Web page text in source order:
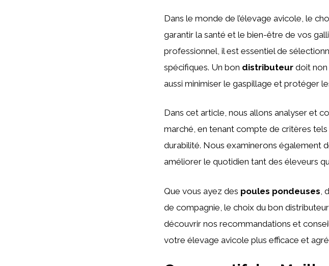
Dans le monde de l’élevage avicole, le
garantir la santé et le bien-être de vos
professionnel, il est essentiel de
spécifiques. Un bon distributeur doit non
aussi minimiser le gaspillage et protéger
Dans cet article, nous allons analyser et
marché, en tenant compte de critères tels
durabilité. Nous examinerons également
améliorer le quotidien tant des éleveurs
Que vous ayez des poules pondeuses ,
de compagnie, le choix du bon
découvrir nos recommandations et
votre élevage avicole plus efficace et